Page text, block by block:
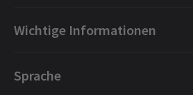
London Musicals
London Tanz
Wichtige Informationen
Buchungsschutz
Sprache